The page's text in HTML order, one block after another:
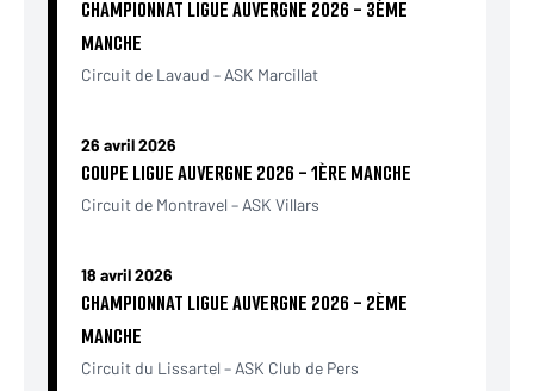
CHAMPIONNAT LIGUE AUVERGNE 2026 - 3ÈME
MANCHE
Circuit de Lavaud – ASK Marcillat
26 avril 2026
COUPE LIGUE AUVERGNE 2026 - 1ÈRE MANCHE
Circuit de Montravel – ASK Villars
18 avril 2026
CHAMPIONNAT LIGUE AUVERGNE 2026 - 2ÈME
MANCHE
Circuit du Lissartel – ASK Club de Pers